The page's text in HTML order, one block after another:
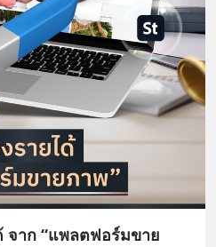
จาก “แพลตฟอร์มขาย